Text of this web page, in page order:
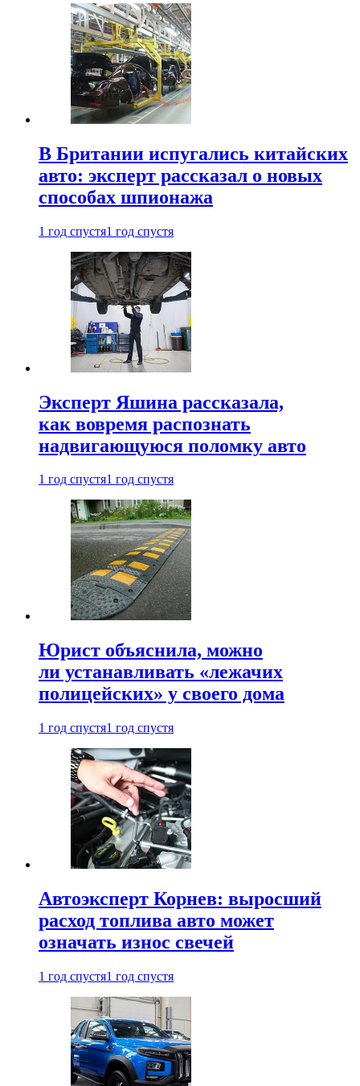
В Британии испугались китайских
авто: эксперт рассказал о новых
способах шпионажа
1 год спустя1 год спустя
Эксперт Яшина рассказала,
как вовремя распознать
надвигающуюся поломку авто
1 год спустя1 год спустя
Юрист объяснила, можно
ли устанавливать «лежачих
полицейских» у своего дома
1 год спустя1 год спустя
Автоэксперт Корнев: выросший
расход топлива авто может
означать износ свечей
1 год спустя1 год спустя